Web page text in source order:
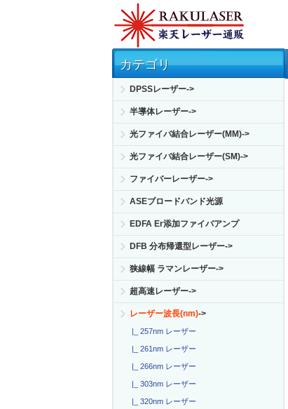
カテゴリ
DPSSレーザー->
半導体レーザー->
光ファイバ結合レーザー(MM)->
光ファイバ結合レーザー(SM)->
ファイバーレーザー->
ASEブロードバンド光源
EDFA Er添加ファイバアンプ
DFB 分布帰還型レーザー->
狭線幅 ラマンレーザー->
超高速レーザー->
レーザー波長(nm)->
|_ 257nm レーザー
|_ 261nm レーザー
|_ 266nm レーザー
|_ 303nm レーザー
|_ 320nm レーザー